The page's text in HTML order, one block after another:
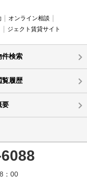
オンライン相談
ジェクト賃貸サイト
件検索
覧履歴
要
：00